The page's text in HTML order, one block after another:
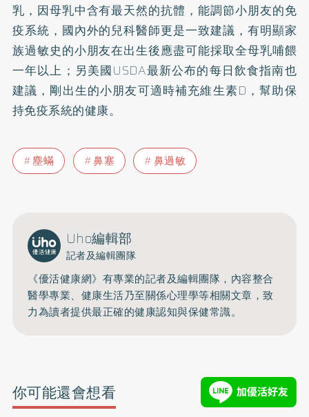
乳，因母乳中含有最天然的抗體，能調節小朋友的免
疫系統，國內外的兒科醫師更是一致建議，有明顯家
族過敏史的小朋友在出生後應盡可能採取全母乳哺餵
一年以上；另美國USDA最新公布的每日飲食指南也
建議，剛出生的小朋友可適時補充維生素D，幫助保
持免疫系統的健康。
塵蟎 鼻塞 鼻過敏
Uho編輯部
記者及編輯團隊
《優活健康網》有專業的記者及編輯團隊，內容整合
醫學專業、健康生活乃至關係心理學等相關文章，致
力為讀者提供最正確的健康認知與保健常識。
你可能還會想看